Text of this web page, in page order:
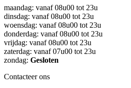
maandag: vanaf 08u00 tot 23u
dinsdag: vanaf 08u00 tot 23u
woensdag: vanaf 08u00 tot 23u
donderdag: vanaf 08u00 tot 23u
vrijdag: vanaf 08u00 tot 23u
zaterdag: vanaf 07u00 tot 23u
zondag: Gesloten
Contacteer ons